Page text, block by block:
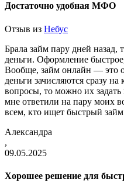
Достаточно удобная МФО
Отзыв из Небус
Брала займ пару дней
деньги. Оформление
Вообще, займ онлайн — это
деньги зачисляются сразу
вопросы, то можно их
мне ответили на пару моих
всем, кто ищет быстрый
Александра
,
09.05.2025
Хорошее решение для